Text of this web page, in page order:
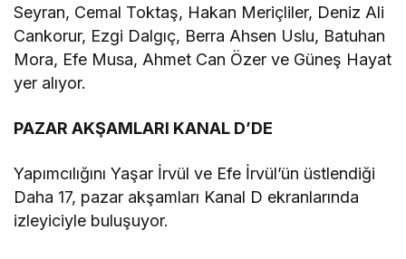
Seyran, Cemal Toktaş, Hakan Meriçliler, Deniz Ali
Cankorur, Ezgi Dalgıç, Berra Ahsen Uslu, Batuhan
Mora, Efe Musa, Ahmet Can Özer ve Güneş Hayat
yer alıyor.
PAZAR AKŞAMLARI KANAL D’DE
Yapımcılığını Yaşar İrvül ve Efe İrvül’ün üstlendiği
Daha 17, pazar akşamları Kanal D ekranlarında
izleyiciyle buluşuyor.